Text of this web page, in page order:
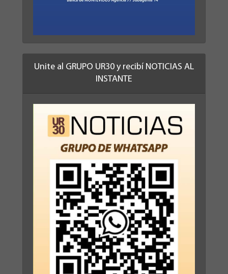
Unite al GRUPO UR30 y recibí NOTICIAS AL
INSTANTE